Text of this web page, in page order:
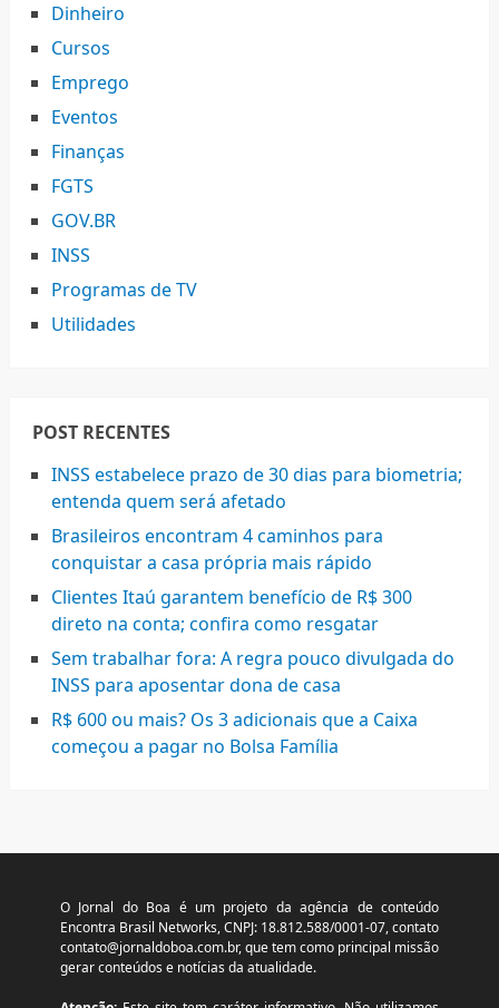
Dinheiro
Cursos
Emprego
Eventos
Finanças
FGTS
GOV.BR
INSS
Programas de TV
Utilidades
POST RECENTES
INSS estabelece prazo de 30 dias para biometria;
entenda quem será afetado
Brasileiros encontram 4 caminhos para
conquistar a casa própria mais rápido
Clientes Itaú garantem benefício de R$ 300
direto na conta; confira como resgatar
Sem trabalhar fora: A regra pouco divulgada do
INSS para aposentar dona de casa
R$ 600 ou mais? Os 3 adicionais que a Caixa
começou a pagar no Bolsa Família
O Jornal do Boa é um projeto da agência de conteúdo
Encontra Brasil Networks, CNPJ: 18.812.588/0001-07, contato
contato@jornaldoboa.com.br, que tem como principal missão
gerar conteúdos e notícias da atualidade.